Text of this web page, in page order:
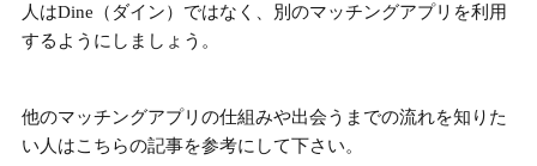
人はDine（ダイン）ではなく、別のマッチングアプリを利用
するようにしましょう。
他のマッチングアプリの仕組みや出会うまでの流れを知りた
い人はこちらの記事を参考にして下さい。